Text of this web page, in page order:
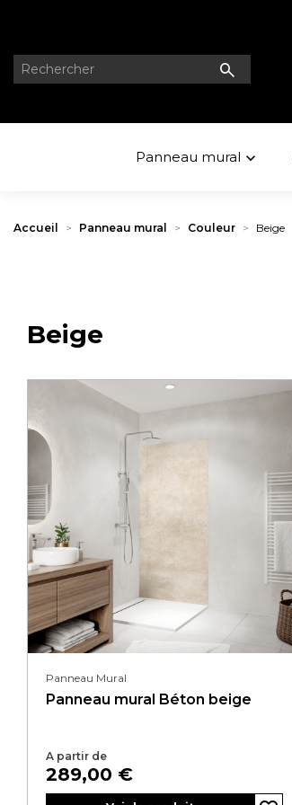

Panneau mural
Accueil Panneau mural Couleur Beige
Beige
Panneau Mural
Panneau mural Béton beige
A partir de
Prix
289,00 €